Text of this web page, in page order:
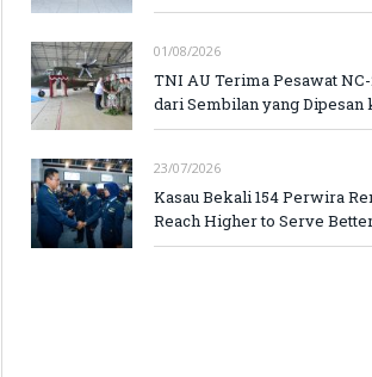
01/08/2026
TNI AU Terima Pesawat
dari Sembilan yang Dipesan
23/07/2026
Kasau Bekali 154 Perwira
Reach Higher to Serve